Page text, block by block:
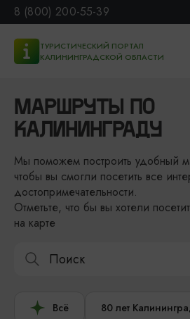
8 (800) 200-55-39
ТУРИСТИЧЕСКИЙ ПОРТАЛ
КАЛИНИНГРАДСКОЙ ОБЛАСТИ
МАРШРУТЫ ПО
КАЛИНИНГРАДУ
Мы поможем построить удобный
чтобы вы смогли посетить все
достопримечательности.
Отметьте, что бы вы хотели
на карте
Всё 80 лет